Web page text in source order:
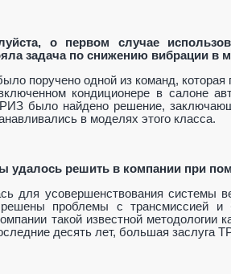
о первом случае
задача по снижению вибрации в
поручено одной из команд,
кондиционере в салоне
было найдено решение,
в моделях этого класса.
удалось решить в компании при
для усовершенствования системы
проблемы с трансмиссией и
такой известной методологии
десять лет, большая заслуга